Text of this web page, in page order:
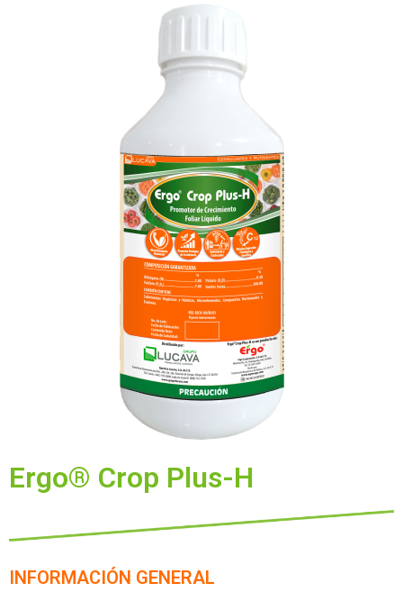
Ergo® Crop Plus-H
INFORMACIÓN GENERAL